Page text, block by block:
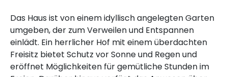
Das Haus ist von einem idyllisch angelegten Garten
umgeben, der zum Verweilen und Entspannen
einlädt. Ein herrlicher Hof mit einem überdachten
Freisitz bietet Schutz vor Sonne und Regen und
eröffnet Möglichkeiten für gemütliche Stunden im